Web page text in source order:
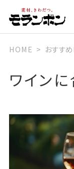
HOME おすす
ワイン